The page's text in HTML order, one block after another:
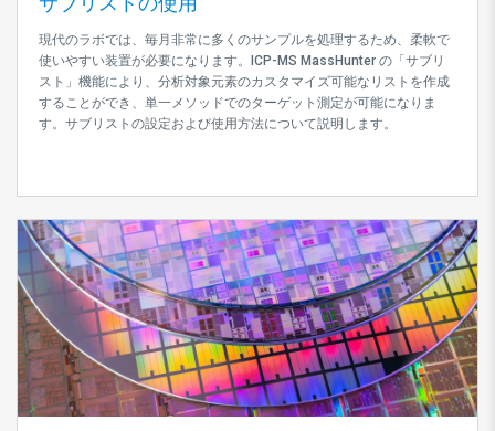
現代のラボでは、毎月非常に多くのサンプルを処理するため、柔軟で
使いやすい装置が必要になります。ICP-MS MassHunter の「サブリ
スト」機能により、分析対象元素のカスタマイズ可能なリストを作成
することができ、単一メソッドでのターゲット測定が可能になりま
す。サブリストの設定および使用方法について説明します。